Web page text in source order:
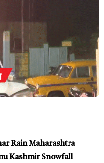
Rain Maharashtra
Kashmir Snowfall